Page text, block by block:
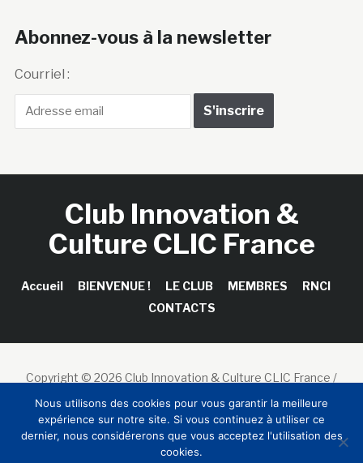
Abonnez-vous à la newsletter
Courriel :
Club Innovation &
Culture CLIC France
Accueil BIENVENUE ! LE CLUB MEMBRES
RNCI
CONTACTS
Copyright © 2026 Club Innovation & Culture CLIC France /
Sinapses Conseils
Nous utilisons des cookies pour vous garantir la meilleure
expérience sur notre site. Si vous continuez à utiliser ce
dernier, nous considérerons que vous acceptez l'utilisation des
cookies.